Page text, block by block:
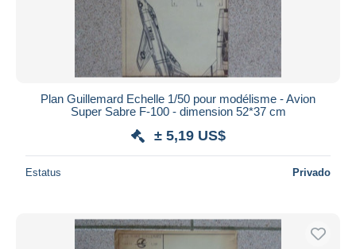
Plan Guillemard Echelle 1/50 pour modélisme - Avion
Super Sabre F-100 - dimension 52*37 cm
± 5,19 US$
Estatus Privado